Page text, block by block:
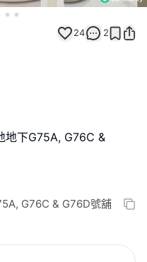
24 2
地下G75A, G76C &
G76C & G76D號舖